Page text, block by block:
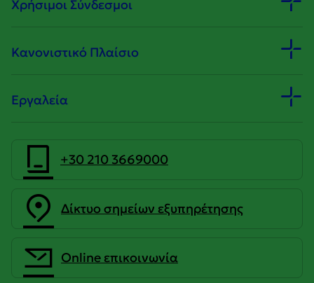
Χρήσιμοι Σύνδεσμοι
Κανονιστικό Πλαίσιο
Εργαλεία
+30 210 3669000
Δίκτυο σημείων εξυπηρέτησης
Οnline επικοινωνία